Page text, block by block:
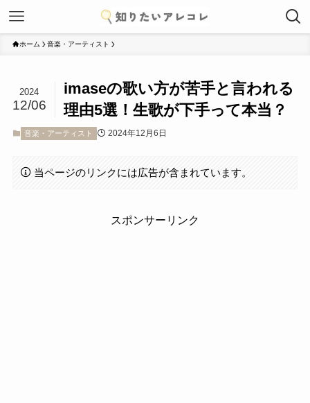
ホーム 音楽・アーティスト
imaseの歌い方が苦手と言われる
理由5選！生歌が下手って本当？
2024
12/06
音楽・アーティスト 2024年12月6日
当ページのリンクには広告が含まれています。
スポンサーリンク